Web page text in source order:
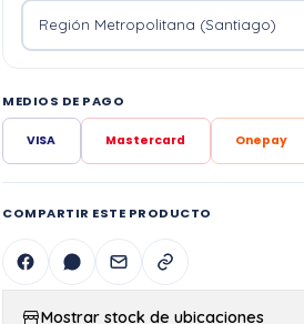
MEDIOS DE PAGO
VISA Mastercard Onepay
COMPARTIR ESTE PRODUCTO
Mostrar stock de ubicaciones